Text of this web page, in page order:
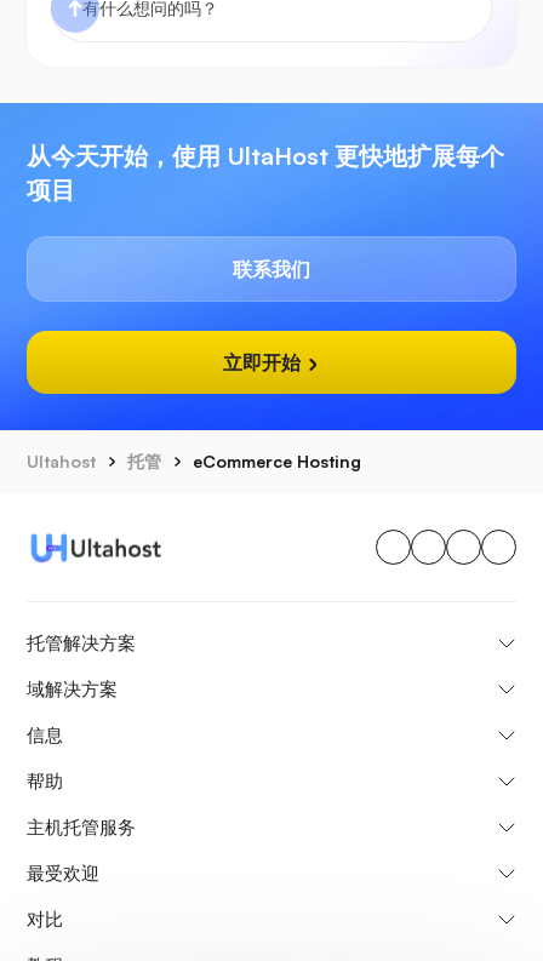
从今天开始，使用 UltaHost 更快地扩展每个
项目
联系我们
立即开始
Ultahost 托管 eCommerce Hosting
托管解决方案
域解决方案
信息
帮助
主机托管服务
最受欢迎
对比